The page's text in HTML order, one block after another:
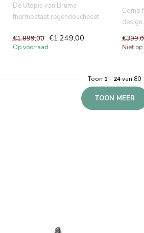
De Utopia van Bruma
thermostaat regendoucheset
mix...
€1.899,00 €1.249,00
Op voorraad
Como
Niet
Toon 1 - 24van 80
TOON MEER